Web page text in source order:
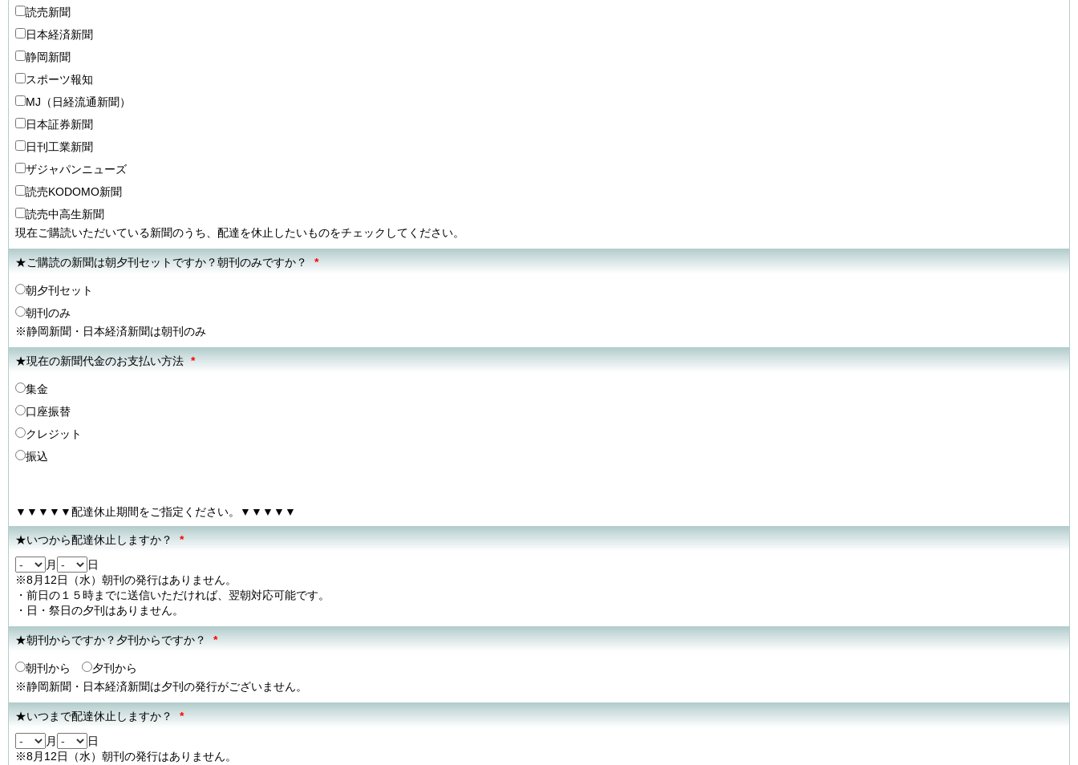
読売新聞
日本経済新聞
静岡新聞
スポーツ報知
MJ（日経流通新聞）
日本証券新聞
日刊工業新聞
ザジャパンニューズ
読売KODOMO新聞
読売中高生新聞
現在ご購読いただいている新聞のうち、配達を休止したいものをチェックしてください。
★ご購読の新聞は朝夕刊セットですか？朝刊のみですか？ *
朝夕刊セット
朝刊のみ
※静岡新聞・日本経済新聞は朝刊のみ
★現在の新聞代金のお支払い方法 *
集金
口座振替
クレジット
振込
▼▼▼▼▼配達休止期間をご指定ください。▼▼▼▼▼
★いつから配達休止しますか？
*
月
日
※8月12日（水）朝刊の発行はありません。
・前日の１５時までに送信いただければ、翌朝対応可能です。
・日・祭日の夕刊はありません。
★朝刊からですか？夕刊からですか？ *
朝刊から
夕刊から
※静岡新聞・日本経済新聞は夕刊の発行がございません。
★いつまで配達休止しますか？
*
月
日
※8月12日（水）朝刊の発行はありません。